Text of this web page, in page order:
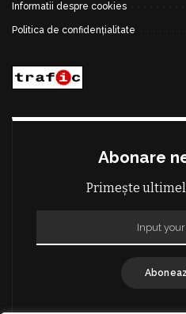
Informatii despre cookies
Politica de confidențialitate
Abonare
Primește